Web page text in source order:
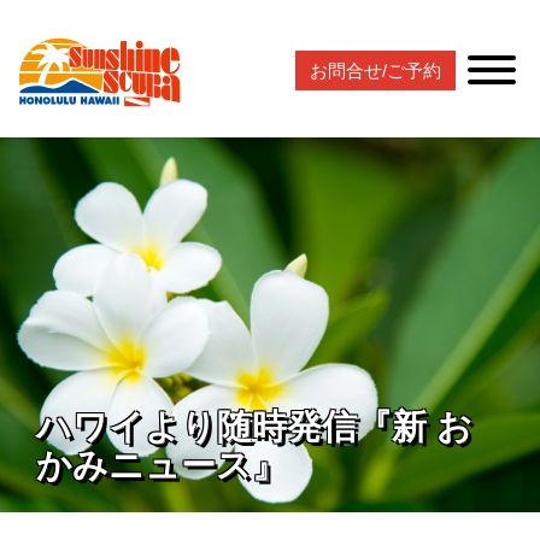
お問合せ/ご予約
ハワイより随時発信『新 お
かみニュース』